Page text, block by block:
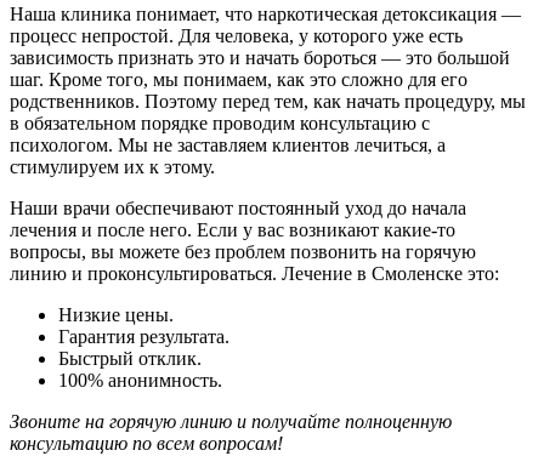
Наша клиника понимает, что наркотическая детоксикация —
процесс непростой. Для человека, у которого уже есть
зависимость признать это и начать бороться — это большой
шаг. Кроме того, мы понимаем, как это сложно для его
родственников. Поэтому перед тем, как начать процедуру, мы
в обязательном порядке проводим консультацию с
психологом. Мы не заставляем клиентов лечиться, а
стимулируем их к этому.
Наши врачи обеспечивают постоянный уход до начала
лечения и после него. Если у вас возникают какие-то
вопросы, вы можете без проблем позвонить на горячую
линию и проконсультироваться. Лечение в Смоленске это:
Низкие цены.
Гарантия результата.
Быстрый отклик.
100% анонимность.
Звоните на горячую линию и получайте полноценную
консультацию по всем вопросам!